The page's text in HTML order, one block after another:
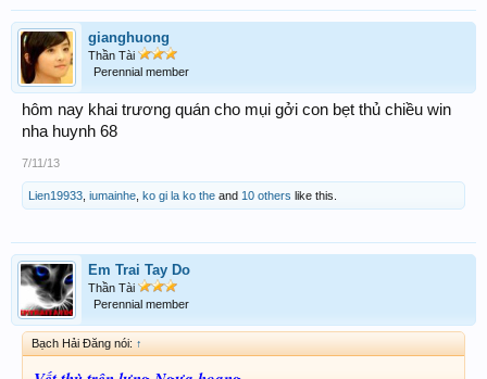
gianghuong
Thần Tài
Perennial member
hôm nay khai trương quán cho mụi gởi con bẹt thủ chiều win
nha huynh 68
7/11/13
Lien19933 iumainhe ko gi la ko the and 10 others like this.
Em Trai Tay Do
Thần Tài
Perennial member
Bạch Hải Đăng nói: ↑